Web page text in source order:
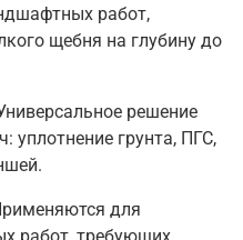
работ,
щебня на глубину до
решение
уплотнение грунта, ПГС,
.
для